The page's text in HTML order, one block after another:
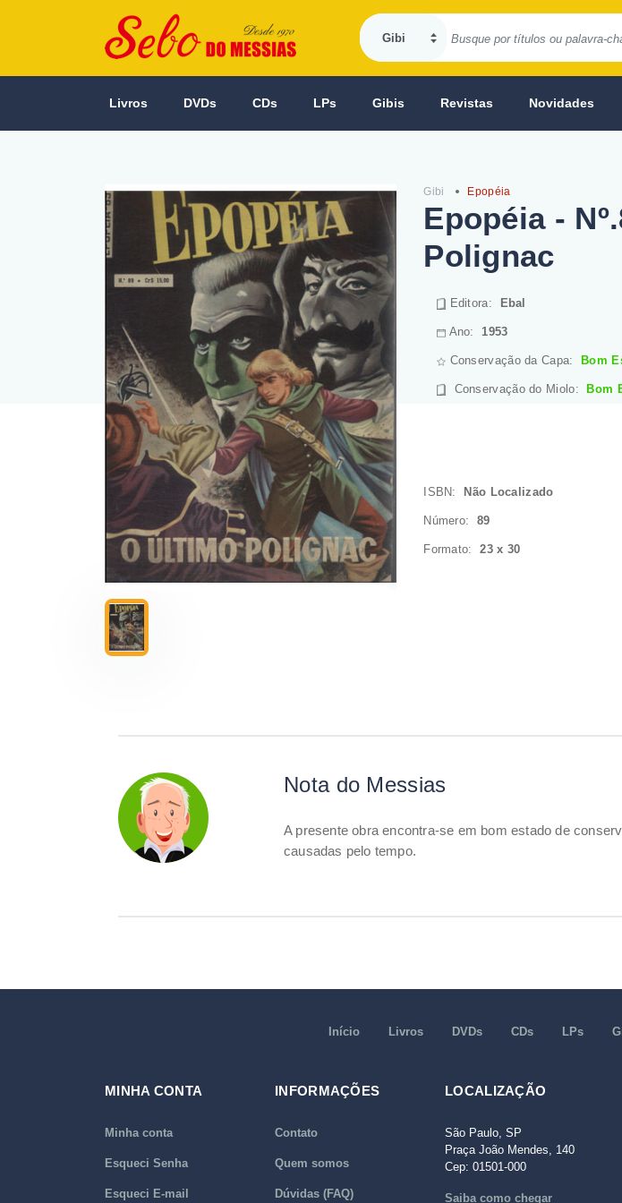
Livros DVDs CDs LPs Gibis Revistas Novidades
Gibi Epopéia
Epopéia -
Polignac
Editora: Ebal
Ano:1953
Conservação da Capa: Bom
Conservação do Miolo: Bom
ISBN: Não Localizado
Número: 89
Formato:23 x 30
Nota do Messias
A presente obra encontra-se em bom estado de
causadas pelo tempo.
Início Livros DVDs CDs LPs
MINHA CONTA
Minha conta
Esqueci Senha
Esqueci E-mail
INFORMAÇÕES
Contato
Quem somos
Dúvidas (FAQ)
LOCALIZAÇÃO
São Paulo, SP
Praça João Mendes, 140
Cep: 01501-000
Saiba como chegar